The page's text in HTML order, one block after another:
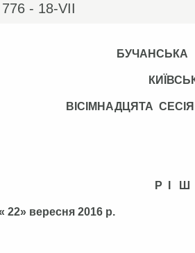
776 - 18-VІІ
ВІСІМНАДЦЯТА
Р І
22» вересня